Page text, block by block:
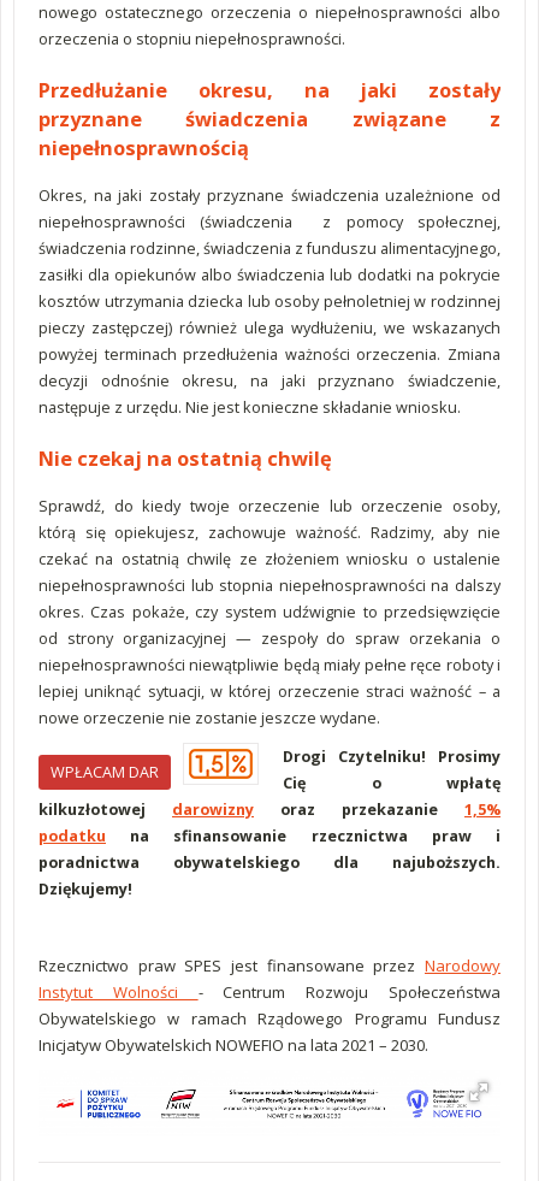
nowego ostatecznego orzeczenia o niepełnosprawności albo
orzeczenia o stopniu niepełnosprawności.
Przedłużanie okresu, na jaki zostały
przyznane świadczenia związane z
niepełnosprawnością
Okres, na jaki zostały przyznane świadczenia uzależnione od
niepełnosprawności (świadczenia z pomocy społecznej,
świadczenia rodzinne, świadczenia z funduszu alimentacyjnego,
zasiłki dla opiekunów albo świadczenia lub dodatki na pokrycie
kosztów utrzymania dziecka lub osoby pełnoletniej w rodzinnej
pieczy zastępczej) również ulega wydłużeniu, we wskazanych
powyżej terminach przedłużenia ważności orzeczenia. Zmiana
decyzji odnośnie okresu, na jaki przyznano świadczenie,
następuje z urzędu. Nie jest konieczne składanie wniosku.
Nie czekaj na ostatnią chwilę
Sprawdź, do kiedy twoje orzeczenie lub orzeczenie osoby,
którą się opiekujesz, zachowuje ważność. Radzimy, aby nie
czekać na ostatnią chwilę ze złożeniem wniosku o ustalenie
niepełnosprawności lub stopnia niepełnosprawności na dalszy
okres. Czas pokaże, czy system udźwignie to przedsięwzięcie
od strony organizacyjnej — zespoły do spraw orzekania o
niepełnosprawności niewątpliwie będą miały pełne ręce roboty i
lepiej uniknąć sytuacji, w której orzeczenie straci ważność – a
nowe orzeczenie nie zostanie jeszcze wydane.
WPŁACAM DAR
Drogi Czytelniku! Prosimy
Cię o wpłatę
kilkuzłotowej darowizny oraz przekazanie 1,5%
podatku na sfinansowanie rzecznictwa praw i
poradnictwa obywatelskiego dla najuboższych.
Dziękujemy!
Rzecznictwo praw SPES jest finansowane przez Narodowy
Instytut Wolności - Centrum Rozwoju Społeczeństwa
Obywatelskiego w ramach Rządowego Programu Fundusz
Inicjatyw Obywatelskich NOWEFIO na lata 2021 – 2030.